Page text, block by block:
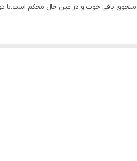
بافی خوب و در عین حال محکم است.با